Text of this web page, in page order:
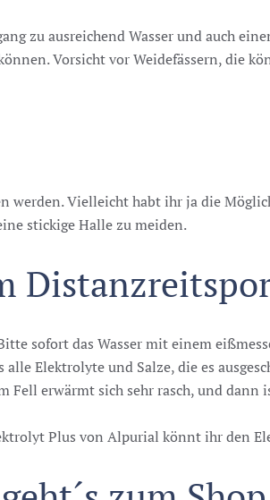
zu ausreichend Wasser und auch
Vorsicht vor Weidefässern, die
werden. Vielleicht habt ihr ja die
stickige Halle zu meiden.
sofort das Wasser mit einem
Elektrolyte und Salze, die es
Fell erwärmt sich sehr rasch, und dann
Plus von Alpurial könnt ihr den